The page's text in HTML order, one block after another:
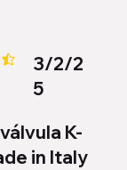
promedio es 4.4
3/2/2
5
K-
in Italy